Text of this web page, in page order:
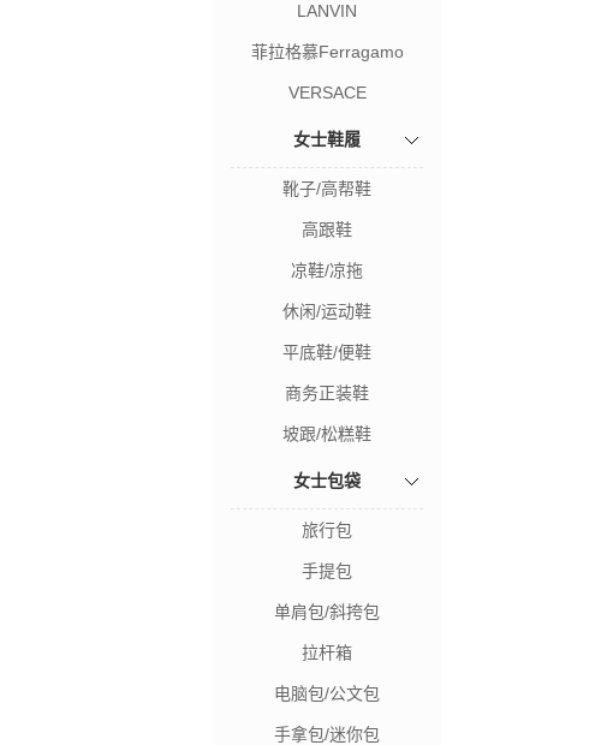
LANVIN
菲拉格慕Ferragamo
VERSACE
女士鞋履
靴子/高帮鞋
高跟鞋
凉鞋/凉拖
休闲/运动鞋
平底鞋/便鞋
商务正装鞋
坡跟/松糕鞋
女士包袋
旅行包
手提包
单肩包/斜挎包
拉杆箱
电脑包/公文包
手拿包/迷你包